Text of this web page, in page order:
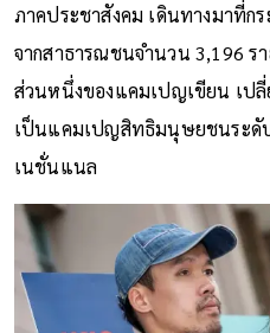
ภาคประชาสังคม เดินทางมาที่ก
จากสาธารณชนจำนวน 3,196 ร
ส่วนหนึ่งของแคมเปญเขียน เปลี่
เป็นแคมเปญสิทธิมนุษยชนระดั
เนชั่นแนล